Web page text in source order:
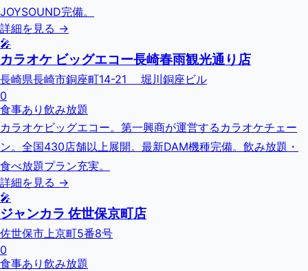
JOYSOUND完備。
詳細を見る →
🎤
カラオケ ビッグエコー長崎春雨観光通り店
長崎県長崎市銅座町14-21 堀川銅座ビル
0
食事あり 飲み放題
カラオケビッグエコー。第一興商が運営するカラオケチェー
ン。全国430店舗以上展開。最新DAM機種完備。飲み放題・
食べ放題プラン充実。
詳細を見る →
🎤
ジャンカラ 佐世保京町店
佐世保市上京町5番8号
0
食事あり 飲み放題